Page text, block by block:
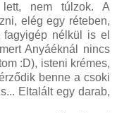
nem túlzok. A
elég egy réteben,
nélkül is el
Anyáéknál nincs
:D), isteni krémes,
benne a csoki
Eltalált egy darab,